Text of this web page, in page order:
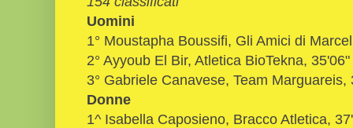
Uomini
1° Moustapha Boussifi, Gli Amici di
2° Ayyoub El Bir, Atletica BioTekna, 35'06"
3° Gabriele Canavese, Team Marguareis,
Donne
1^ Isabella Caposieno, Bracco Atletica,